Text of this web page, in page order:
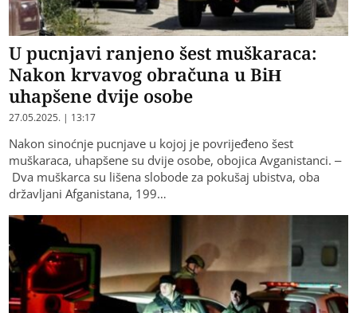
U pucnjavi ranjeno šest muškaraca:
Nakon krvavog obračuna u BiH
uhapšene dvije osobe
27.05.2025. | 13:17
Nakon sinoćnje pucnjave u kojoj je povrijeđeno šest
muškaraca, uhapšene su dvije osobe, obojica Avganistanci. –
Dva muškarca su lišena slobode za pokušaj ubistva, oba
državljani Afganistana, 199…